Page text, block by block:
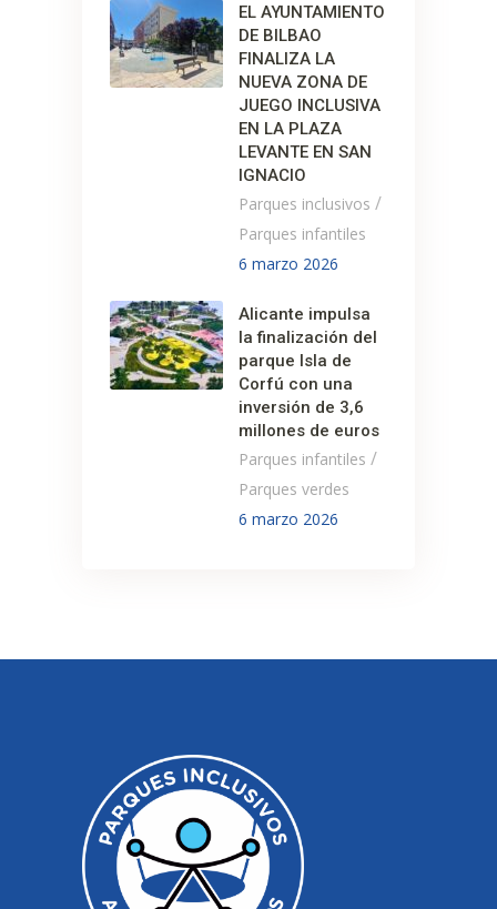
EL AYUNTAMIENTO
DE BILBAO
FINALIZA LA
NUEVA ZONA DE
JUEGO INCLUSIVA
EN LA PLAZA
LEVANTE EN SAN
IGNACIO
Parques inclusivos /
Parques infantiles
6 marzo 2026
Alicante impulsa
la finalización del
parque Isla de
Corfú con una
inversión de 3,6
millones de euros
Parques infantiles /
Parques verdes
6 marzo 2026